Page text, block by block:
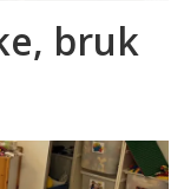
bruk